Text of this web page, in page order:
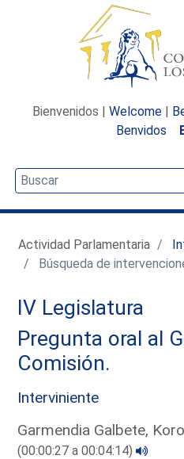
Bienvenidos | Welcome |
Benvidos
Actividad Parlamentaria
Búsqueda de
IV Legislatura
Pregunta oral al
Comisión.
Interviniente
Garmendia Galbete,
(00:00:27 a 00:04:14)